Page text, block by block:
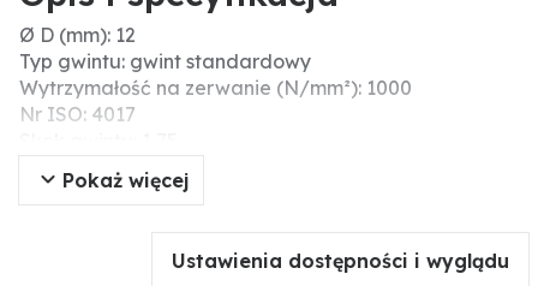
Ø D (mm): 12
Typ gwintu: gwint standardowy
Wytrzymałość na zerwanie (N/mm²): 1000
Nr ISO: 4017
Typ: śruby z łbem sześciokątnym
Gwint: M12
Wytrzymałość: 10.9
Pokaż więcej
Ustawienia dostępności i wyglądu